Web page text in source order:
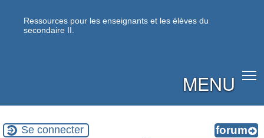
Ressources pour les enseignants et les élèves du
secondaire II.
MENU
Se connecter